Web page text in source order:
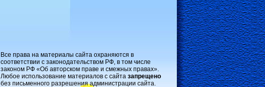
Все права на материалы сайта охраняются в
соответствии с законодательством РФ, в том числе
законом РФ «Об авторском праве и смежных правах».
Любое использование материалов с сайта запрещено
без письменного разрешения администрации сайта.